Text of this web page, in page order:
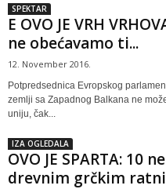
SPEKTAR
E OVO JE VRH
ne obećavamo ti...
12. November 2016.
Potpredsednica Evropskog
zemlji sa Zapadnog Balkana ne
uniju, čak...
IZA OGLEDALA
OVO JE SPARTA: 10
drevnim grčkim